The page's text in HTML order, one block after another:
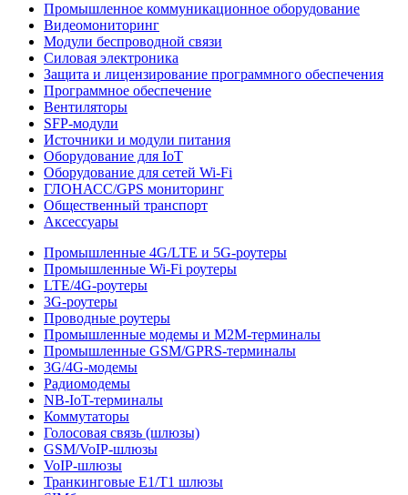
Промышленное коммуникационное оборудование
Видеомониторинг
Модули беспроводной связи
Силовая электроника
Защита и лицензирование программного обеспечения
Программное обеспечение
Вентиляторы
SFP-модули
Источники и модули питания
Оборудование для IoT
Оборудование для сетей Wi-Fi
ГЛОНАСС/GPS мониторинг
Общественный транспорт
Аксессуары
Промышленные 4G/LTE и 5G-роутеры
Промышленные Wi-Fi роутеры
LTE/4G-роутеры
3G-роутеры
Проводные роутеры
Промышленные модемы и M2M-терминалы
Промышленные GSM/GPRS-терминалы
3G/4G-модемы
Радиомодемы
NB-IoT-терминалы
Коммутаторы
Голосовая связь (шлюзы)
GSM/VoIP-шлюзы
VoIP-шлюзы
Транкинговые E1/T1 шлюзы